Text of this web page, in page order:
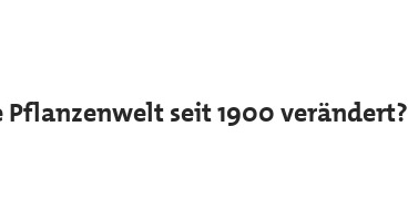
seit 1900 verändert?